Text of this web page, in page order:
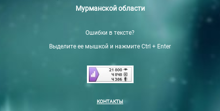
Мурманской области
Ошибки в тексте?
Выделите ее мышкой и нажмите Ctrl + Enter
КОНТАКТЫ